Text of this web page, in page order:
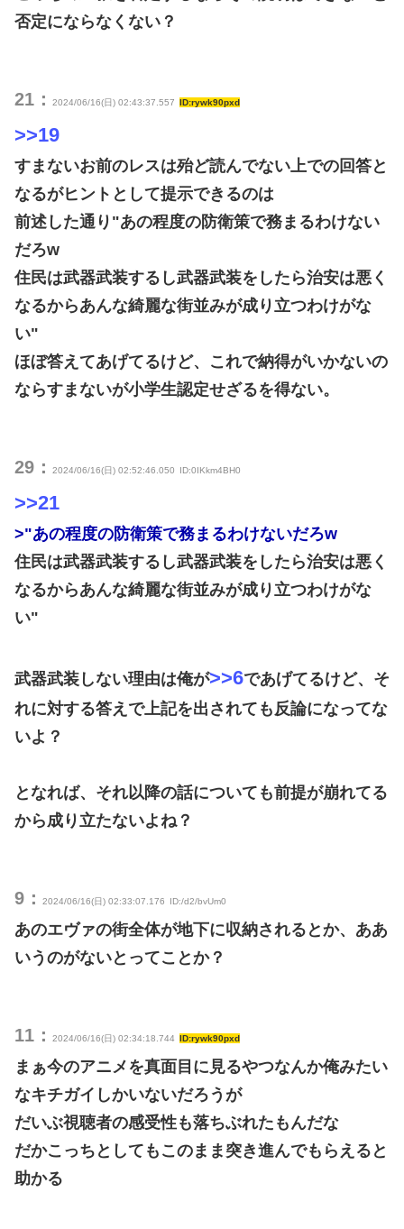
否定にならなくない？
21： 2024/06/16(日) 02:43:37.557 ID:rywk90pxd
>>19
すまないお前のレスは殆ど読んでない上での回答と
なるがヒントとして提示できるのは
前述した通り"あの程度の防衛策で務まるわけない
だろw
住民は武器武装するし武器武装をしたら治安は悪く
なるからあんな綺麗な街並みが成り立つわけがな
い"
ほぼ答えてあげてるけど、これで納得がいかないの
ならすまないが小学生認定せざるを得ない。
29： 2024/06/16(日) 02:52:46.050 ID:0IKkm4BH0
>>21
>"あの程度の防衛策で務まるわけないだろw
住民は武器武装するし武器武装をしたら治安は悪く
なるからあんな綺麗な街並みが成り立つわけがな
い"
武器武装しない理由は俺が>>6であげてるけど、そ
れに対する答えで上記を出されても反論になってな
いよ？
となれば、それ以降の話についても前提が崩れてる
から成り立たないよね？
9： 2024/06/16(日) 02:33:07.176 ID:/d2/bvUm0
あのエヴァの街全体が地下に収納されるとか、ああ
いうのがないとってことか？
11： 2024/06/16(日) 02:34:18.744 ID:rywk90pxd
まぁ今のアニメを真面目に見るやつなんか俺みたい
なキチガイしかいないだろうが
だいぶ視聴者の感受性も落ちぶれたもんだな
だかこっちとしてもこのまま突き進んでもらえると
助かる